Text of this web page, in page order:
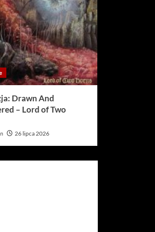
Drawn And
– Lord of Two
26 lipca 2026